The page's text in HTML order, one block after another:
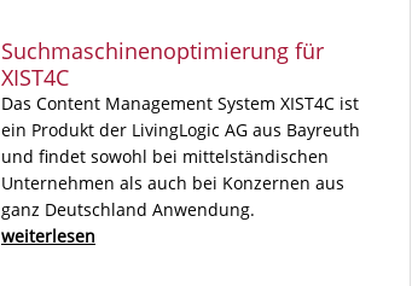
Suchmaschinenoptimierung für
XIST4C
Das Content Management System XIST4C ist
ein Produkt der LivingLogic AG aus Bayreuth
und findet sowohl bei mittelständischen
Unternehmen als auch bei Konzernen aus
ganz Deutschland Anwendung.
weiterlesen